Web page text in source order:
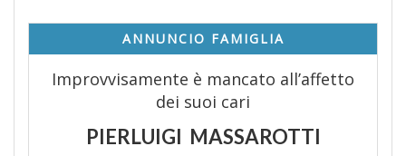
ANNUNCIO FAMIGLIA
Improvvisamente è mancato all’affetto
dei suoi cari
PIERLUIGI MASSAROTTI